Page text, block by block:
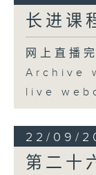
长进课
网上直播
Archive
live
22/09/
第二十